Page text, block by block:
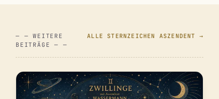
— — WEITERE
BEITRÄGE — —
ALLE STERNZEICHEN ASZENDENT →